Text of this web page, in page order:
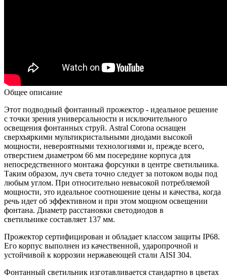
Общее описание
Этот подводный фонтанный прожектор - идеальное решение
с точки зрения универсальности и исключительного
освещения фонтанных струй. Astral Corona оснащен
сверхъяркими мультикристальными диодами высокой
мощности, невероятными технологиями и, прежде всего,
отверстием диаметром 66 мм посередине корпуса для
непосредственного монтажа форсунки в центре светильника.
Таким образом, луч света точно следует за потоком воды под
любым углом. При относительно невысокой потребляемой
мощности, это идеальное соотношение цены и качества, когда
речь идет об эффективном и при этом мощном освещении
фонтана. Диаметр расстановки светодиодов в
светильнике составляет 137 мм.
Прожектор сертифицирован и обладает классом защиты IP68.
Его корпус выполнен из качественной, ударопрочной и
устойчивой к коррозии нержавеющей стали AISI 304.
Фонтанный светильник изготавливается стандартно в цветах